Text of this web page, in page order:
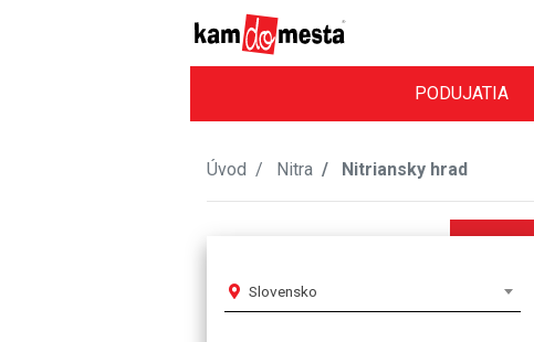
PODUJATIA
Úvod Nitra Nitriansky hrad
Slovensko